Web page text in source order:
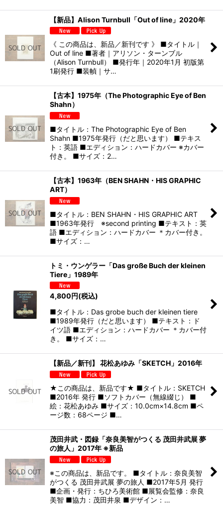
【新品】Alison Turnbull「Out of line」2020年
《 この商品は、新品／新刊です 》 ■タイトル｜
Out of line ■著者｜アリソン・ターンブル
（Alison Turnbull） ■発行年｜2020年1月 初版第
1刷発行 ■装幀｜サ…
【古本】1975年（The Photographic Eye of Ben
Shahn）
■タイトル：The Photographic Eye of Ben
Shahn ■1975年発行（だと思います） ■テキス
ト：英語 ■エディション：ハードカバー ※カバー
付き。 ■サイズ：2…
【古本】1963年（BEN SHAHN・HIS GRAPHIC
ART）
■タイトル：BEN SHAHN・HIS GRAPHIC ART
■1963年発行 ※second printing ■テキスト：英
語 ■エディション：ハードカバー ＊カバー付き。
■サイズ：…
トミ・ウンゲラー「Das große Buch der kleinen
Tiere」1989年
4,800円(税込)
■タイトル：Das grobe buch der kleinen tiere
■1989年発行（だと思います） ■テキスト：ド
イツ語 ■エディション：ハードカバー ＊カバー付
き。 ■サイズ：…
【新品／新刊】 花松あゆみ「SKETCH」2016年
★この商品は、新品です★ ■タイトル：SKETCH
■2016年 発行 ■ソフトカバー（無線綴じ） ■
絵：花松あゆみ ■サイズ：10.0cm×14.8cm ■ペ
ージ数：68ページ ■…
茂田井武・図録「奈良美智がつくる 茂田井武展 夢
の旅人」2017年 ※新品
※この商品は、新品です。 ■タイトル：奈良美智
がつくる 茂田井武展 夢の旅人 ■2017年5月 発行
■企画・発行：ちひろ美術館 ■展覧会監修：奈良
美智 ■協力：茂田井泉 ■デザイン：…